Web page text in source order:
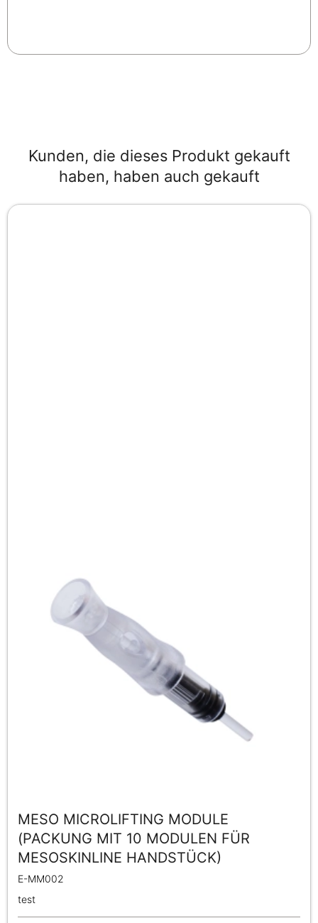
Kunden, die dieses Produkt gekauft
haben, haben auch gekauft
MESO MICROLIFTING MODULE
(PACKUNG MIT 10 MODULEN FÜR
MESOSKINLINE HANDSTÜCK)
E-MM002
test